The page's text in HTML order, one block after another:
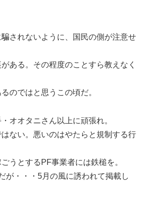
されないように、国民の側が注意せ
がある。その程度のことすら教えなく
のではと思うこの頃だ。
オオタニさん以上に頑張れ。
ない。悪いのはやたらと規制する行
うとするPF事業者には鉄槌を。
が・・・5月の風に誘われて掲載し